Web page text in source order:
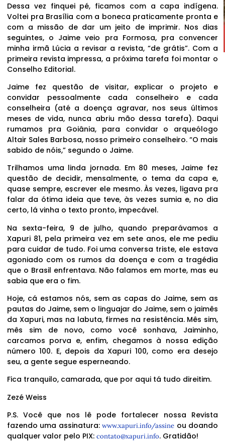
Dessa vez finquei pé, ficamos com a capa indígena.
Voltei pra Brasília com a boneca praticamente pronta e
com a missão de dar um jeito de imprimir. Nos dias
seguintes, o Jaime veio pra Formosa, pra convencer
minha irmã Lúcia a revisar a revista, “de grátis”. Com a
primeira revista impressa, a próxima tarefa foi montar o
Conselho Editorial.
Jaime fez questão de visitar, explicar o projeto e
convidar pessoalmente cada conselheiro e cada
conselheira (até a doença agravar, nos seus últimos
meses de vida, nunca abriu mão dessa tarefa). Daqui
rumamos pra Goiânia, para convidar o arqueólogo
Altair Sales Barbosa, nosso primeiro conselheiro. “O mais
sabido de nóis,” segundo o Jaime.
Trilhamos uma linda jornada. Em 80 meses, Jaime fez
questão de decidir, mensalmente, o tema da capa e,
quase sempre, escrever ele mesmo. Às vezes, ligava pra
falar da ótima ideia que teve, às vezes sumia e, no dia
certo, lá vinha o texto pronto, impecável.
Na sexta-feira, 9 de julho, quando preparávamos a
Xapuri 81, pela primeira vez em sete anos, ele me pediu
para cuidar de tudo. Foi uma conversa triste, ele estava
agoniado com os rumos da doença e com a tragédia
que o Brasil enfrentava. Não falamos em morte, mas eu
sabia que era o fim.
Hoje, cá estamos nós, sem as capas do Jaime, sem as
pautas do Jaime, sem o linguajar do Jaime, sem o jaimês
da Xapuri, mas na labuta, firmes na resistência. Mês sim,
mês sim de novo, como você sonhava, Jaiminho,
carcamos porva e, enfim, chegamos à nossa edição
número 100. E, depois da Xapuri 100, como era desejo
seu, a gente segue esperneando.
Fica tranquilo, camarada, que por aqui tá tudo direitim.
Zezé Weiss
P.S. Você que nos lê pode fortalecer nossa Revista
fazendo uma assinatura:www.xapuri.info/assine ou doando
qualquer valor pelo PIX: contato@xapuri.info. Gratidão!